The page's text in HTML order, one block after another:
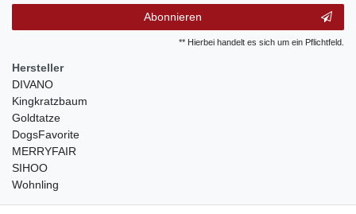
Abonnieren
** Hierbei handelt es sich um ein Pflichtfeld.
Hersteller
DIVANO
Kingkratzbaum
Goldtatze
DogsFavorite
MERRYFAIR
SIHOO
Wohnling